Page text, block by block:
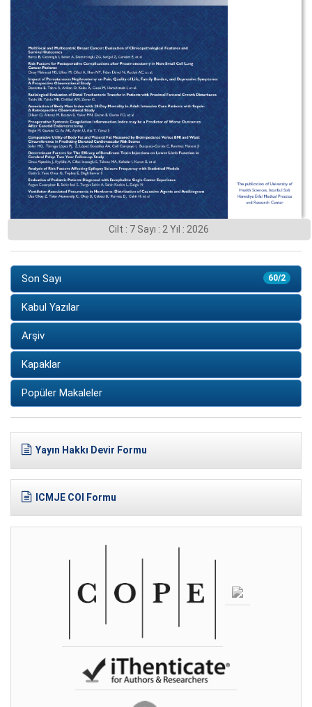
Cilt : 7 Sayı : 2 Yıl : 2026
60/2
Son Sayı
Kabul Yazılar
Arşiv
Kapaklar
Popüler Makaleler
Yayın Hakkı Devir Formu
ICMJE COI Formu